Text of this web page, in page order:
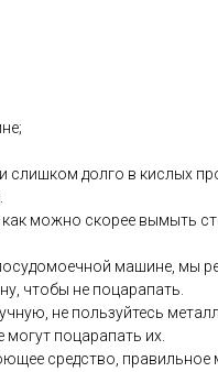
долго в кислых
можно скорее вымыть
машине, мы
чтобы не поцарапать.
не пользуйтесь
поцарапать их.
средство,